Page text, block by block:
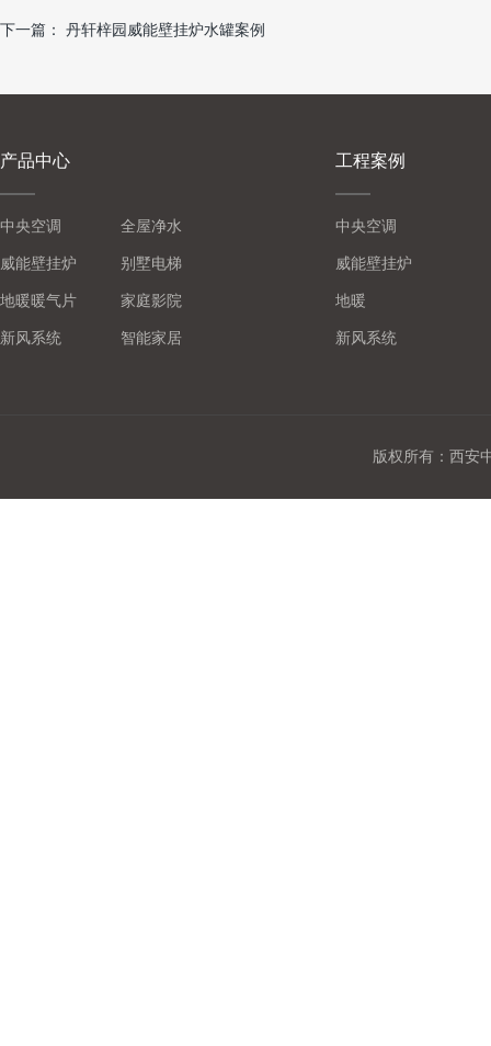
下一篇： 丹轩梓园威能壁挂炉水罐案例
产品中心
中央空调
威能壁挂炉
地暖暖气片
新风系统
全屋净水
别墅电梯
家庭影院
智能家居
工程案例
中央空调
威能壁挂炉
地暖
新风系统
版权所有：西安